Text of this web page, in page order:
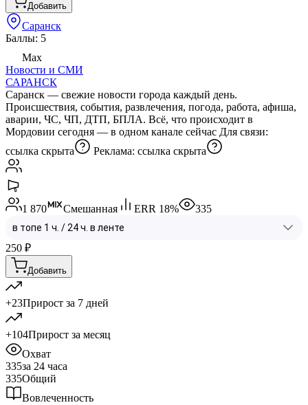
Добавить
Саранск
Баллы: 5
Max
Новости и СМИ
САРАНСК
Саранск — свежие новости города каждый день.
Происшествия, события, развлечения, погода, работа, афиша,
аварии, ЧС, ЧП, ДТП, БПЛА. Всё, что происходит в
Мордовии сегодня — в одном канале сейчас Для связи:
ссылка скрыта
Реклама: ссылка скрыта
1 870 Смешанная ERR 18% 335
250 ₽
Добавить
+23Прирост за 7 дней
+104Прирост за месяц
Охват
335за 24 часа
335Общий
Вовлеченность